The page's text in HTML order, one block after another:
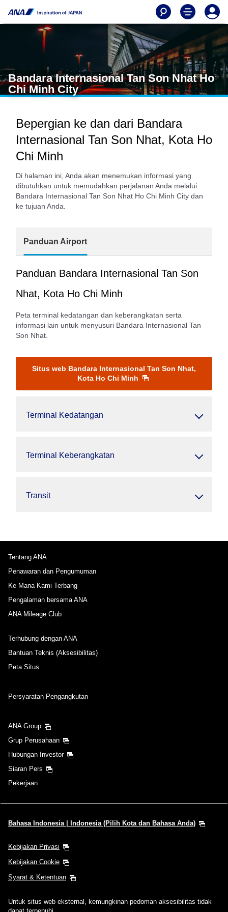
Bandara Internasional Tan Son Nhat Ho
Chi Minh City
Bepergian ke dan dari Bandara
Internasional Tan Son Nhat, Kota Ho
Chi Minh
Di halaman ini, Anda akan menemukan informasi yang
dibutuhkan untuk memudahkan perjalanan Anda melalui
Bandara Internasional Tan Son Nhat Ho Chi Minh City dan
ke tujuan Anda.
Panduan Airport
Panduan Bandara Internasional Tan Son
Nhat, Kota Ho Chi Minh
Peta terminal kedatangan dan keberangkatan serta
informasi lain untuk menyusuri Bandara Internasional Tan
Son Nhat.
Situs web Bandara Internasional Tan Son Nhat,
Kota Ho Chi Minh
Terminal Kedatangan
Terminal Keberangkatan
Transit
Tentang ANA
Penawaran dan Pengumuman
Ke Mana Kami Terbang
Pengalaman bersama ANA
ANA Mileage Club
Terhubung dengan ANA
Bantuan Teknis (Aksesibilitas)
Peta Situs
Persyaratan Pengangkutan
ANA Group
Grup Perusahaan
Hubungan Investor
Siaran Pers
Pekerjaan
Bahasa Indonesia | Indonesia (Pilih Kota dan Bahasa Anda)
Kebijakan Privasi
Kebijakan Cookie
Syarat & Ketentuan
Untuk situs web eksternal, kemungkinan pedoman aksesibilitas tidak